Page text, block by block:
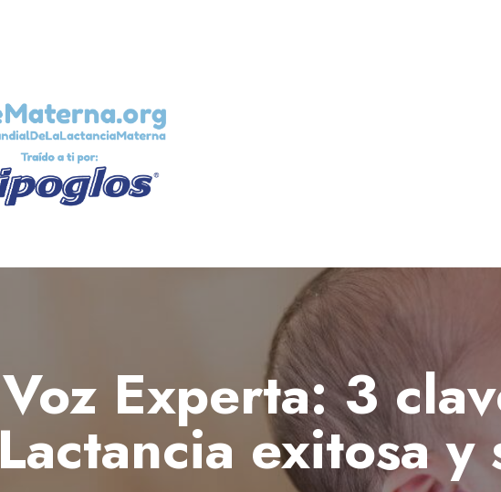
Voz Experta: 3
Lactancia exitosa